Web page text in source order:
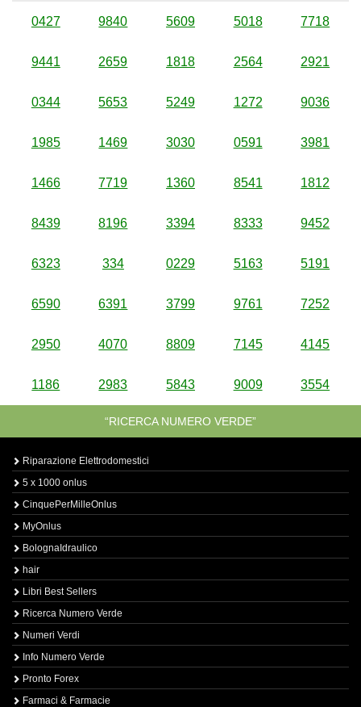
0427 9840 5609 5018 7718
9441 2659 1818 2564 2921
0344 5653 5249 1272 9036
1985 1469 3030 0591 3981
1466 7719 1360 8541 1812
8439 8196 3394 8333 9452
6323 334 0229 5163 5191
6590 6391 3799 9761 7252
2950 4070 8809 7145 4145
1186 2983 5843 9009 3554
“RICERCA NUMERO VERDE”
Riparazione Elettrodomestici
5 x 1000 onlus
CinquePerMilleOnlus
MyOnlus
BolognaIdraulico
hair
Libri Best Sellers
Ricerca Numero Verde
Numeri Verdi
Info Numero Verde
Pronto Forex
Farmaci & Farmacie